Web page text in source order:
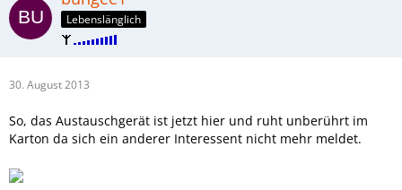
Lebenslänglich
30. August 2013
So, das Austauschgerät ist jetzt hier und ruht unberührt im
Karton da sich ein anderer Interessent nicht mehr meldet.